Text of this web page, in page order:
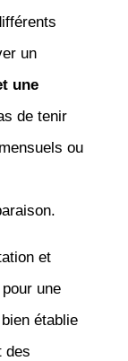
un
une
de tenir
ou
et
une
établie
des